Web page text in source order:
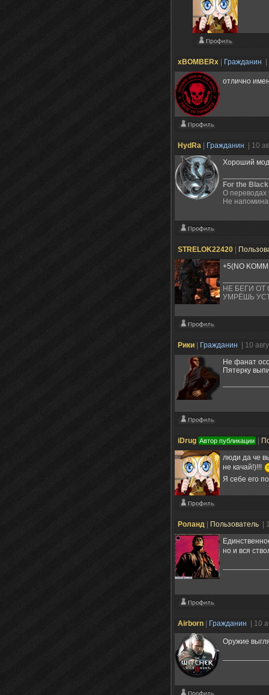
xBOMBERx Гражданин
отлично
HydRa Гражданин
| 10
Хороший
For the
О переводах
Не
STRELOK22420
+5(NO
НЕ БЕГИ ОТ
УМРЁШЬ
Рики Гражданин
| 10
Не фанат
Пятерку
iDrug Автор публикации
люди да че
не качай!)!!!
Я себе его
Poланд Пользователь
|
но и вся
Airborn Гражданин | 10
Оружие